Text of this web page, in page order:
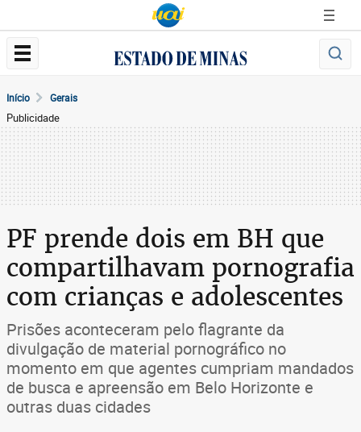
Início Gerais
Publicidade
PF prende dois em BH que
compartilhavam pornografia
com crianças e adolescentes
Prisões aconteceram pelo flagrante da
divulgação de material pornográfico no
momento em que agentes cumpriam mandados
de busca e apreensão em Belo Horizonte e
outras duas cidades